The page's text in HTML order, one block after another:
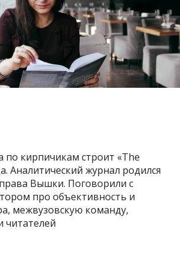
по кирпичикам строит «The
Аналитический журнал родился
Вышки. Поговорили с
про объективность и
межвузовскую команду,
читателей